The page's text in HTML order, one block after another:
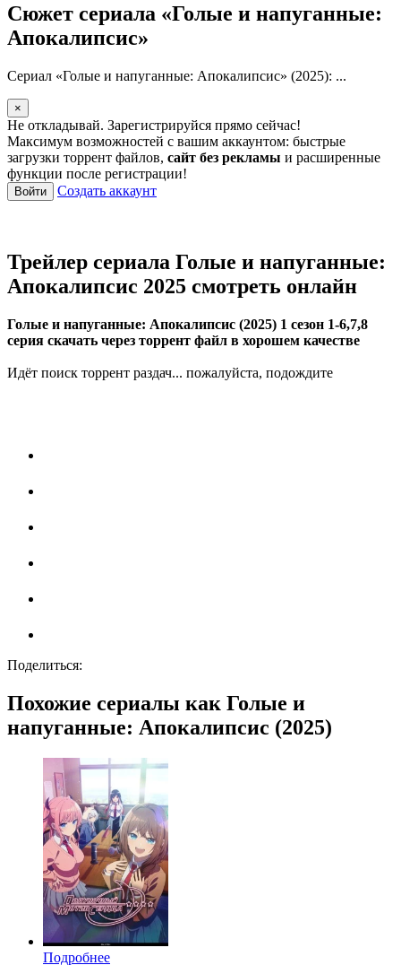
Сюжет сериала «Голые и напуганные:
Апокалипсис»
Сериал «Голые и напуганные: Апокалипсис» (2025): ...
×
Не откладывай. Зарегистрируйся прямо сейчас!
Максимум возможностей с вашим аккаунтом: быстрые
загрузки торрент файлов, сайт без рекламы и расширенные
функции после регистрации!
Войти Создать аккаунт
Трейлер сериала Голые и напуганные:
Апокалипсис 2025 смотреть онлайн
Голые и напуганные: Апокалипсис (2025) 1 сезон 1-6,7,8
серия скачать через торрент файл в хорошем качестве
Идёт поиск торрент раздач... пожалуйста, подождите
Поделиться:
Похожие сериалы как Голые и
напуганные: Апокалипсис (2025)
Подробнее